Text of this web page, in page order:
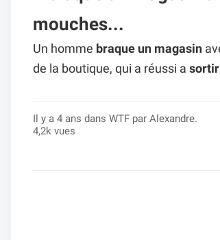
mouches...
Un homme braque un magasin
de la boutique, qui a réussi a sortir
Il y a 4 ans dans WTF par Alexandre.
4,2k vues